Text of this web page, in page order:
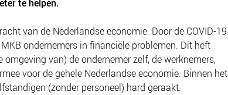
te helpen.
van de Nederlandse economie. Door de COVID-19
ondernemers in financiële problemen. Dit heft
omgeving van) de ondernemer zelf, de werknemers,
voor de gehele Nederlandse economie. Binnen het
(zonder personeel) hard geraakt.